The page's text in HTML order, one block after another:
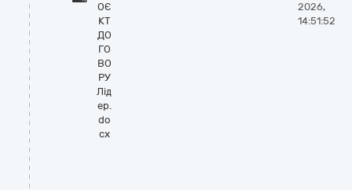
ОЄ
КТ
ДО
ГО
ВО
РУ
Лід
ер.
do
cx
2026,
14:51:52